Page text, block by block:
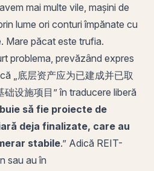
mai multe vile, mașini de
lume ori conturi împănate cu
. Mare păcat este trufia.
problema, prevăzând expres
„底层资产应为已建成并已取
设施项目” în traducere liberă
să fie proiecte de
deja finalizate, care au
stabile.” Adică REIT-
sau au în